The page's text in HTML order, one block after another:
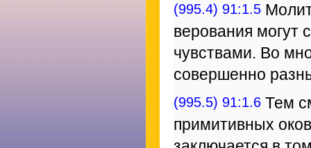
(995.4) 91:1.5
верования могут
чувствами. Во
совершенно
(995.5) 91:1.6 Тем
примитивных